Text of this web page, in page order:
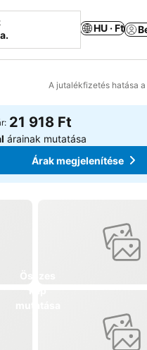
HU · Ft
A jutalékfizetés hatása
kedvencekhez
21 918 Ft
árainak mutatása
Árak megjelenítése